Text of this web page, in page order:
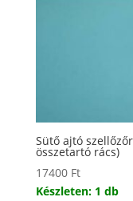
Sütő ajtó
összetartó rács)
17400 Ft
Készleten: 1 db